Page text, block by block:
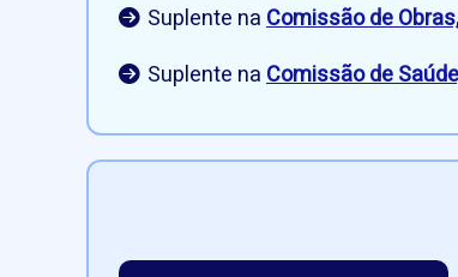
Suplente naComissão de
Suplente naComissão de